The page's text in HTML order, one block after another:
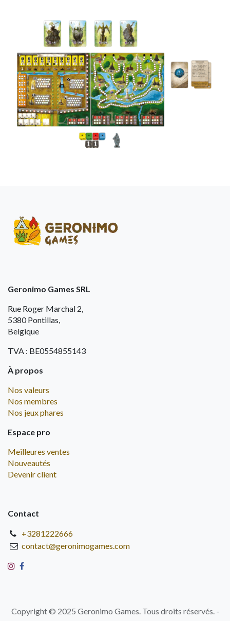
Geronimo Games SRL
Rue Roger Marchal 2,
5380 Pontillas,
Belgique
TVA : BE0554855143
À propos
Nos valeurs
Nos membres
Nos jeux phares
Espace pro
Meilleures ventes
Nouveautés
Devenir client
Contact
+3281222666
contact@geronimogames.com
Copyright © 2025 Geronimo Games. Tous droits réservés. -